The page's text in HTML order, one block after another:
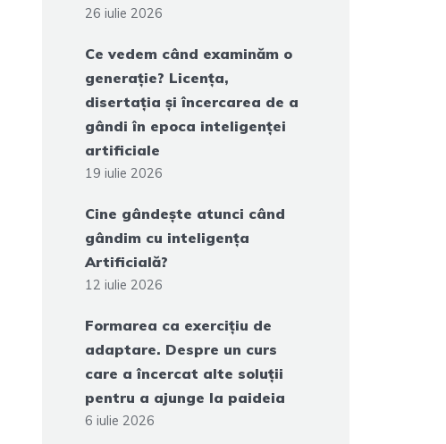
26 iulie 2026
Ce vedem când examinăm o
generație? Licența,
disertația și încercarea de a
gândi în epoca inteligenței
artificiale
19 iulie 2026
Cine gândește atunci când
gândim cu inteligența
Artificială?
12 iulie 2026
Formarea ca exercițiu de
adaptare. Despre un curs
care a încercat alte soluții
pentru a ajunge la paideia
6 iulie 2026